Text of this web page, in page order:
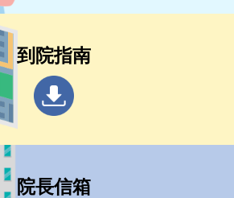
到院指南
院長信箱